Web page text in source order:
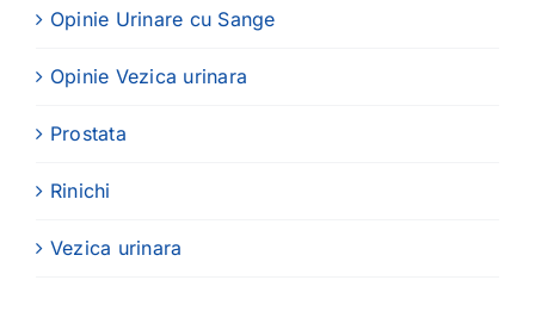
Opinie Urinare cu Sange
Opinie Vezica urinara
Prostata
Rinichi
Vezica urinara